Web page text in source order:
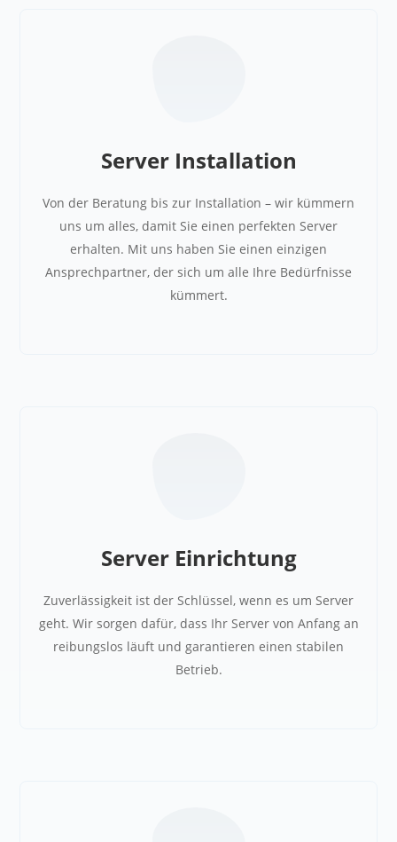
Server Installation
Von der Beratung bis zur Installation – wir kümmern
uns um alles, damit Sie einen perfekten Server
erhalten. Mit uns haben Sie einen einzigen
Ansprechpartner, der sich um alle Ihre Bedürfnisse
kümmert.
Server Einrichtung
Zuverlässigkeit ist der Schlüssel, wenn es um Server
geht. Wir sorgen dafür, dass Ihr Server von Anfang an
reibungslos läuft und garantieren einen stabilen
Betrieb.